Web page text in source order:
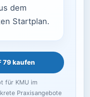
dem
Startplan.
79 kaufen
für KMU im
Praxisangebote